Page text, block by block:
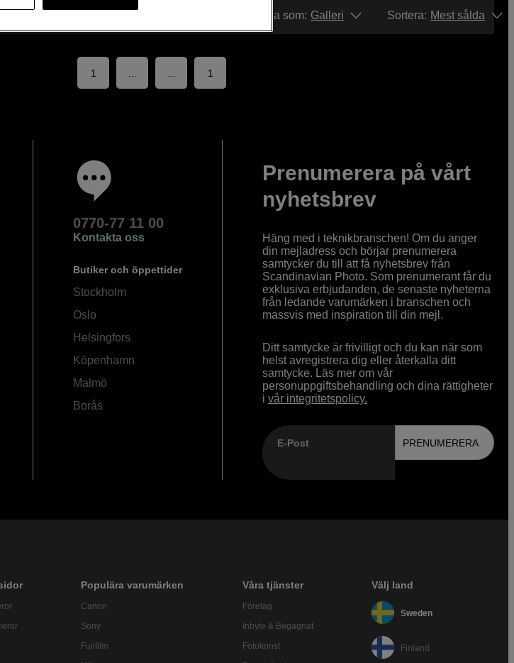
Visa som: Galleri Sortera: Mest sålda
1 1
0770-77 11 00
Kontakta oss
Butiker och öppettider
Stockholm
Oslo
Helsingfors
Köpenhamn
Malmö
Borås
Prenumerera på vårt
nyhetsbrev
Häng med i teknikbranschen! Om du anger
din mejladress och börjar prenumerera
samtycker du till att få nyhetsbrev från
Scandinavian Photo. Som prenumerant får du
exklusiva erbjudanden, de senaste nyheterna
från ledande varumärken i branschen och
massvis med inspiration till din mejl.
Ditt samtycke är frivilligt och du kan när som
helst avregistrera dig eller återkalla ditt
samtycke. Läs mer om vår
personuppgiftsbehandling och dina rättigheter
i vår integritetspolicy.
E-Post PRENUMERERA
Populära varumärken
Canon
Sony
Fujifilm
Våra tjänster
Företag
Inbyte & Begagnat
Fotokonst
Välj land
Sweden
Finland